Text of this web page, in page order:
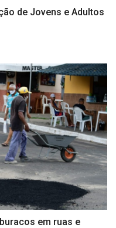
de Jovens e Adultos
em ruas e